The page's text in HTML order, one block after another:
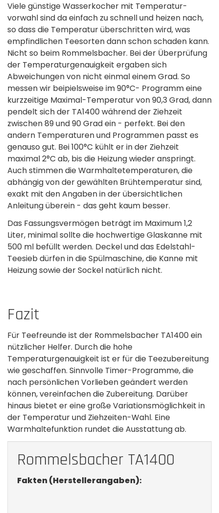
Viele günstige Wasserkocher­ mit Temperatur­
vorwahl sind da einfach zu schnell und heizen nach,
so dass die Temperatur überschritten wird, was
empfindlichen Teesorten dann schon schaden kann.
Nicht so beim Rommelsbacher. Bei der Überprüfung
der Temperatur­genauigkeit ergaben sich
Abweichungen von nicht einmal einem Grad. So
messen wir beipielsweise im 90°C- Programm eine
kurzzeitige Maximal-Temperatur von 90,3 Grad, dann
pendelt sich der TA1400 während der Ziehzeit
zwischen 89 und 90 Grad ein - perfekt. Bei den
andern Temperaturen und Programmen passt es
genauso gut. Bei 100°C kühlt er in der Ziehzeit
maximal 2°C ab, bis die Heizung wieder anspringt.
Auch stimmen die Warmhaltetemperaturen, die
abhängig von der gewählten­ Brühtemperatur sind,
exakt mit den Angaben in der übersichtlichen
Anleitung überein - das geht kaum besser.
Das Fassungsvermögen beträgt im Maximum 1,2
Liter, minimal sollte die hochwertige Glaskanne mit
500 ml befüllt werden. Deckel und das Edelstahl-
Teesieb dürfen in die Spülmaschine, die Kanne mit
Heizung sowie der Sockel natürlich nicht.
Fazit
Für Teefreunde ist der Rommelsbacher TA1400 ein
nützlicher Helfer. Durch die hohe
Temperaturgenauigkeit ist er für die Teezubereitung
wie geschaffen. Sinnvolle Timer-Programme, die
nach persönlichen Vorlieben geändert werden
können, vereinfachen die Zubereitung. Darüber
hinaus bietet er eine große Variationsmöglichkeit in
der Temperatur und Ziehzeiten-Wahl. Eine
Warmhaltefunktion rundet die Ausstattung ab.
Rommelsbacher TA1400
Fakten (Herstellerangaben):